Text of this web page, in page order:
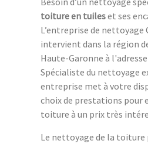
toiture en tuileset ses
L’entreprise de nettoyage
intervient dans la région
Haute-Garonne à
Spécialiste du nettoyage
entreprise met à votre
choix de prestations pour
toiture à un prix très
Le nettoyage de la